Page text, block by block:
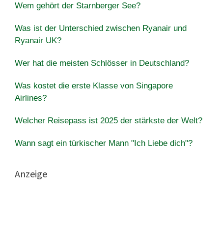
Wem gehört der Starnberger See?
Was ist der Unterschied zwischen Ryanair und
Ryanair UK?
Wer hat die meisten Schlösser in Deutschland?
Was kostet die erste Klasse von Singapore
Airlines?
Welcher Reisepass ist 2025 der stärkste der Welt?
Wann sagt ein türkischer Mann "Ich Liebe dich"?
Anzeige